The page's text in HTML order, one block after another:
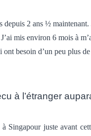
depuis 2 ans ½ maintenant.
mis environ 6 mois à
ont besoin d’un peu plus
à l’étranger
Singapour juste avant